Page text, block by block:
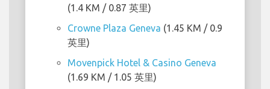
(1.4 KM / 0.87 英里)
Crowne Plaza Geneva (1.45 KM / 0.9
英里)
Movenpick Hotel & Casino Geneva
(1.69 KM / 1.05 英里)